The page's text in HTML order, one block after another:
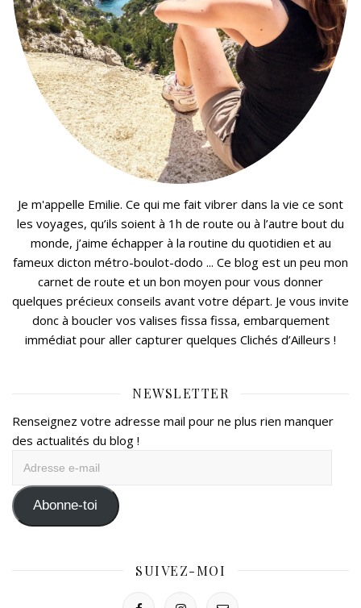
Je m'appelle Emilie. Ce qui me fait vibrer dans la vie ce sont
les voyages, qu’ils soient à 1h de route ou à l’autre bout du
monde, j’aime échapper à la routine du quotidien et au
fameux dicton métro-boulot-dodo ... Ce blog est un peu mon
carnet de route et un bon moyen pour vous donner
quelques précieux conseils avant votre départ. Je vous invite
donc à boucler vos valises fissa fissa, embarquement
immédiat pour aller capturer quelques Clichés d’Ailleurs !
NEWSLETTER
Renseignez votre adresse mail pour ne plus rien manquer
des actualités du blog !
mail Abonne-toi
SUIVEZ-MOI